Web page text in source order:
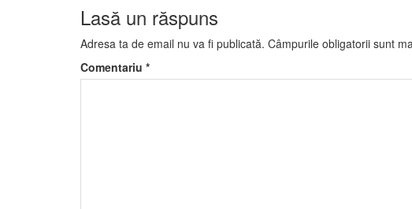
Lasă un răspuns
Adresa ta de email nu va fi publicată. Câmpurile obligatorii sunt
Comentariu *